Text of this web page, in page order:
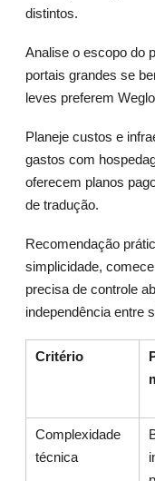
distintos.
Analise o escopo do
portais grandes se
leves preferem
Planeje custos e
gastos com
oferecem planos
de tradução.
Recomendação
simplicidade,
precisa de controle
independência entre
Critério
Complexidade
técnica